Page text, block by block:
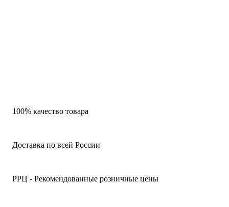
100% качество товара
Доставка по всей России
РРЦ - Рекомендованные розничные цены